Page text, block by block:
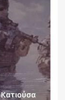
Κατιούσα